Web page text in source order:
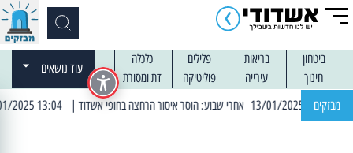
ביטחון בריאות פלילים
כלכלה
חינוך
עירייה פוליטיקה דת ומסורת
עוד נושאים
מבזקים | 13:04 14/01/2025 עובדים בלילות: עבודות קרצוף וריבוד אספלט